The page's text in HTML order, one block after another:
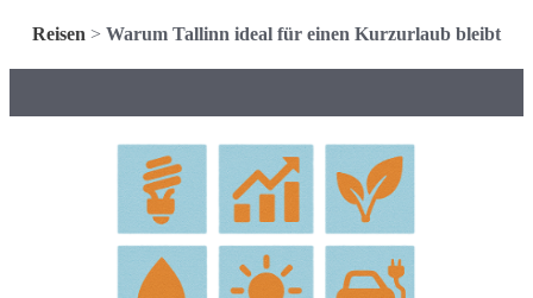
Reisen > Warum Tallinn ideal für einen Kurzurlaub bleibt